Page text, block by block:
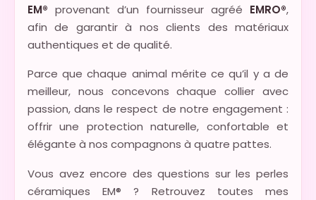
EM® provenant d’un fournisseur agréé EMRO®,
afin de garantir à nos clients des matériaux
authentiques et de qualité.
Parce que chaque animal mérite ce qu’il y a de
meilleur, nous concevons chaque collier avec
passion, dans le respect de notre engagement :
offrir une protection naturelle, confortable et
élégante à nos compagnons à quatre pattes.
Vous avez encore des questions sur les perles
céramiques EM® ? Retrouvez toutes mes